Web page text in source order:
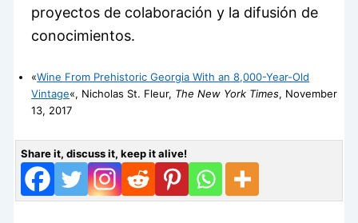
proyectos de colaboración y la difusión de
conocimientos.
«Wine From Prehistoric Georgia With an 8,000-Year-Old
Vintage«, Nicholas St. Fleur, The New York Times, November
13, 2017
Share it, discuss it, keep it alive!